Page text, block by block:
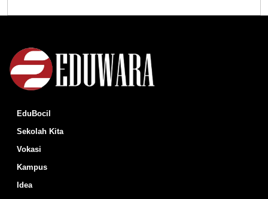
EduBocil
Sekolah Kita
Vokasi
Kampus
Idea